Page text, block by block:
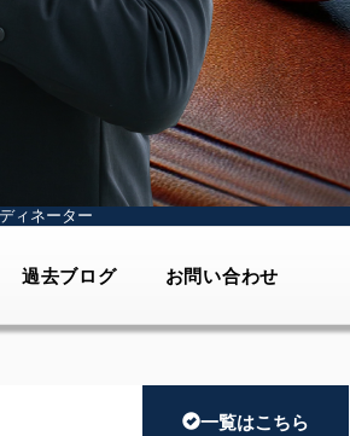
ィネーター
過去ブログ お問い合わせ
一覧はこちら